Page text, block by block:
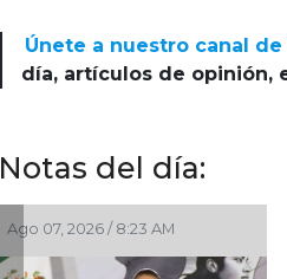
Únete a nuestro canal
día, artículos de opinión,
Notas del día:
Ago 07, 2026 / 8:23 AM